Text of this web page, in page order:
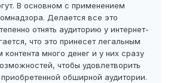
В основном с применением
Делается все это
отнять аудиторию у интернет-
что это принесет легальным
контента много денег и у них сразу
чтобы удовлетворить
обширной аудитории.